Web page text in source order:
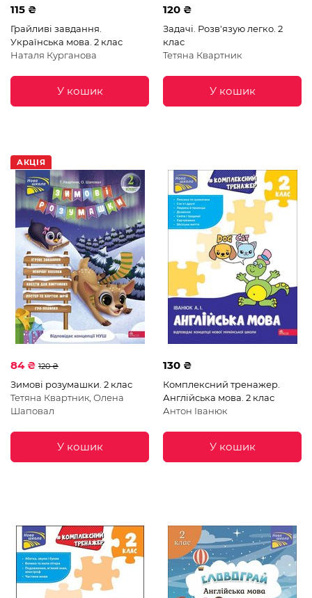
115 ₴
Грайливі завдання.
Українська мова. 2 клас
Наталя Курганова
У кошик
120 ₴
Задачі. Розв'язую легко. 2
клас
Тетяна Квартник
У кошик
АКЦІЯ
84 ₴ 120 ₴
Зимові розумашки. 2 клас
Тетяна Квартник, Олена
Шаповал
У кошик
130 ₴
Комплексний тренажер.
Англійська мова. 2 клас
Антон Іванюк
У кошик